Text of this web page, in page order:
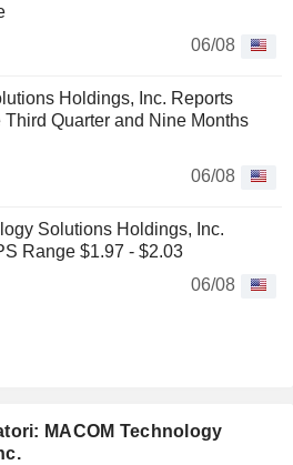
06/08
Holdings, Inc. Reports
Quarter and Nine Months
06/08
Solutions Holdings, Inc.
Range $1.97 - $2.03
06/08
MACOM Technology